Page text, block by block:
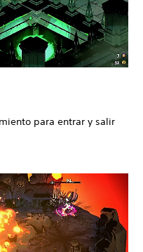
para entrar y salir